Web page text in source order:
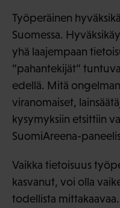
Työperäinen
Suomessa.
yhä laajempaan
”pahantekijät”
edellä. Mitä
viranomaiset,
kysymyksiin etsittiin
SuomiAreena-
Vaikka tietoisuus
kasvanut, voi olla
todellista